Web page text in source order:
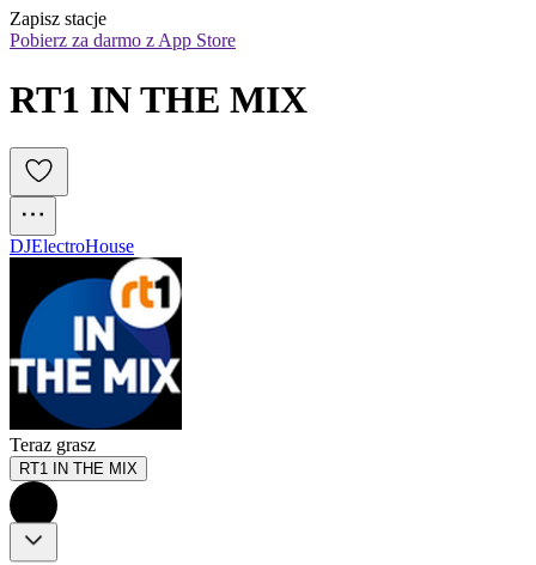
Zapisz stacje
Pobierz za darmo z App Store
DJElectroHouse
Teraz grasz
RT1 IN THE MIX